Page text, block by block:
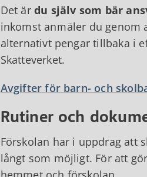
Det är du själv som bär
inkomst anmäler du genom
alternativt pengar tillbaka i
Skatteverket.
Avgifter för barn- och
Rutiner och
Förskolan har i uppdrag att
långt som möjligt. För att